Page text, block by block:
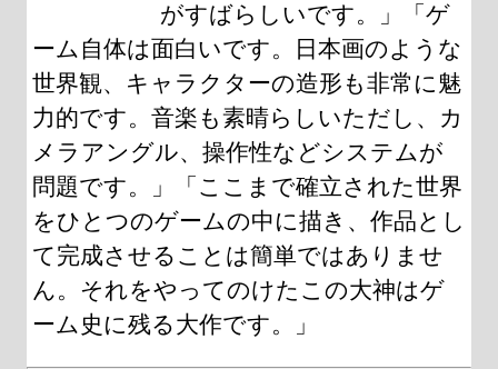
がすばらしいです。」「ゲ
ーム自体は面白いです。日本画のような
世界観、キャラクターの造形も非常に魅
力的です。音楽も素晴らしいただし、カ
メラアングル、操作性などシステムが
問題です。」「ここまで確立された世界
をひとつのゲームの中に描き、作品とし
て完成させることは簡単ではありませ
ん。それをやってのけたこの大神はゲ
ーム史に残る大作です。」